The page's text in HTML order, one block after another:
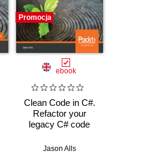
Promocja
ebook
Clean Code in C#.
Refactor your
legacy C# code
application
Jason Alls